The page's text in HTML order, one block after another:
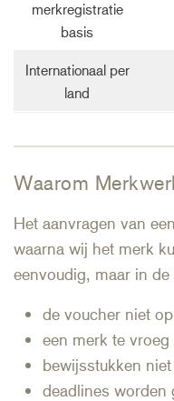
merkregistratie
basis
Internationaal per
land
Waarom
Het aanvragen van
waarna wij het merk
eenvoudig, maar in
de voucher niet
een merk te
bewijsstukken
deadlines worden